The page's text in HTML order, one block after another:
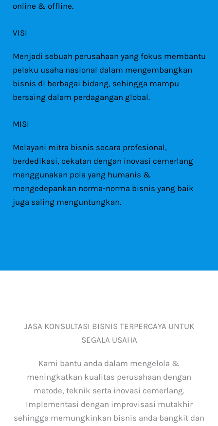
online & offline.
VISI
Menjadi sebuah perusahaan yang fokus membantu
pelaku usaha nasional dalam mengembangkan
bisnis di berbagai bidang, sehingga mampu
bersaing dalam perdagangan global.
MISI
Melayani mitra bisnis secara profesional,
berdedikasi, cekatan dengan inovasi cemerlang
menggunakan pola yang humanis &
mengedepankan norma-norma bisnis yang baik
juga saling menguntungkan.
JASA KONSULTASI BISNIS TERPERCAYA UNTUK
SEGALA USAHA
Kami bantu anda dalam mengelola &
meningkatkan kualitas perusahaan dengan
metode, teknik serta inovasi cemerlang.
Implementasi dengan improvisasi mutakhir
sehingga memungkinkan bisnis anda bangkit dan